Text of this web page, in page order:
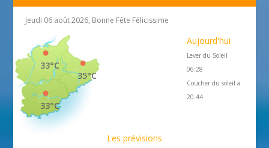
Jeudi 06 août 2026, Bonne Fête Félicissime
35°C
33°C
33°C
Aujourd'hui
Lever du Soleil
06:28
Coucher du soleil à
20:44
Les prévisions